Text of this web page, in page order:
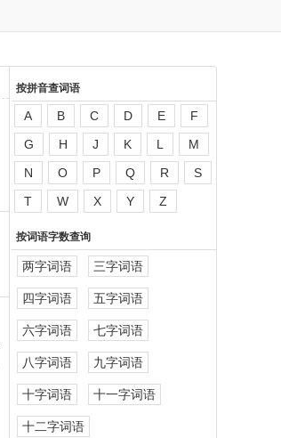
按拼音查词语
A B C D E
F
G
H J K L
M
N
O P Q R
S
T
W X Y Z
按词语字数查询
两字词语 三字词语
四字词语 五字词语
六字词语 七字词语
八字词语 九字词语
十字词语 十一字词语
十二字词语